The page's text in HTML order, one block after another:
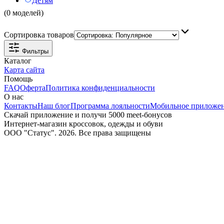
(0 моделей)
Сортировка товаров
Фильтры
Каталог
Карта сайта
Помощь
FAQОфертаПолитика конфиденциальности
О нас
КонтактыНаш блогПрограмма лояльностиМобильное
Скачай приложение и получи 5000 meet-бонусов
Интернет-магазин кроссовок, одежды и обуви
ООО "Статус". 2026. Все права защищены